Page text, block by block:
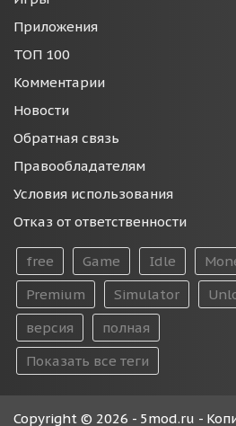
Приложения
ТОП 100
Комментарии
Новости
Обратная связь
Правообладателям
Условия использования
Отказ от ответственности
free Game Idle
Premium
Simulator
версия
полная
Показать все теги
Copyright © 2026 - 5mod.ru -